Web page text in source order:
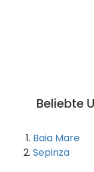
Beliebte
Baia Mare
Sepinza